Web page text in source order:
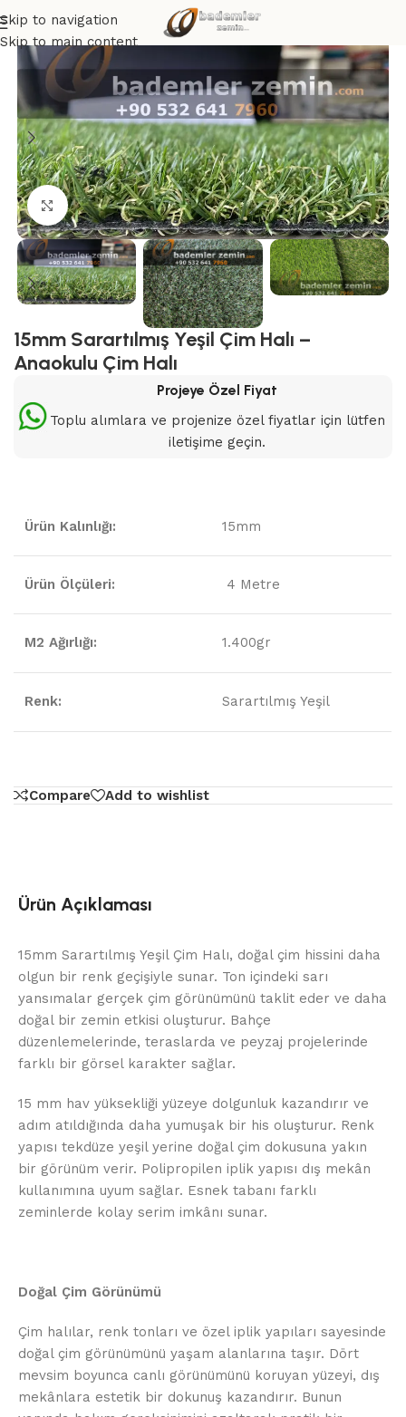
Skip to navigation
Skip to main content
Click to enlarge
15mm Sarartılmış Yeşil Çim Halı –
Anaokulu Çim Halı
Projeye Özel Fiyat
Toplu alımlara ve projenize özel fiyatlar için lütfen
iletişime geçin.
Ürün Kalınlığı: 15mm
Ürün Ölçüleri: 4 Metre
M2 Ağırlığı: 1.400gr
Renk: Sarartılmış Yeşil
Compare Add to wishlist
Ürün Açıklaması
15mm Sarartılmış Yeşil Çim Halı, doğal çim hissini daha
olgun bir renk geçişiyle sunar. Ton içindeki sarı
yansımalar gerçek çim görünümünü taklit eder ve daha
doğal bir zemin etkisi oluşturur. Bahçe
düzenlemelerinde, teraslarda ve peyzaj projelerinde
farklı bir görsel karakter sağlar.
15 mm hav yüksekliği yüzeye dolgunluk kazandırır ve
adım atıldığında daha yumuşak bir his oluşturur. Renk
yapısı tekdüze yeşil yerine doğal çim dokusuna yakın
bir görünüm verir. Polipropilen iplik yapısı dış mekân
kullanımına uyum sağlar. Esnek tabanı farklı
zeminlerde kolay serim imkânı sunar.
Doğal Çim Görünümü
Çim halılar, renk tonları ve özel iplik yapıları sayesinde
doğal çim görünümünü yaşam alanlarına taşır. Dört
mevsim boyunca canlı görünümünü koruyan yüzeyi, dış
mekânlara estetik bir dokunuş kazandırır. Bunun